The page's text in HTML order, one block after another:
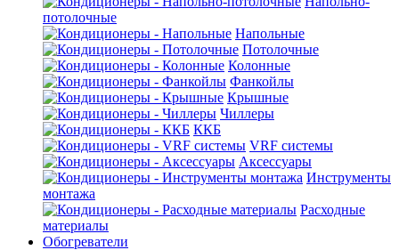
потолочные
Напольные
Потолочные
Колонные
Фанкойлы
Крышные
Чиллеры
ККБ
VRF системы
Аксессуары
Инструменты
монтажа
Расходные
материалы
Обогреватели